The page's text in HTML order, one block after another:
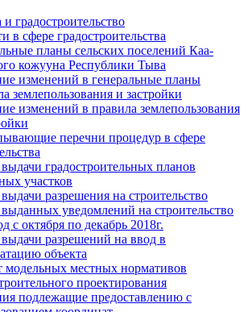
градостроительство
в сфере градостроительства
планы сельских поселений Каа-
кожууна Республики Тыва
изменений в генеральные планы
землепользования и застройки
изменений в правила землепользования
перечни процедур в сфере
выдачи градостроительных планов
участков
выдачи разрешения на строительство
выданных уведомлений на строительство
с октября по декабрь 2018г.
выдачи разрешений на ввод в
объекта
модельных местных нормативов
проектирования
подлежащие предоставлению с